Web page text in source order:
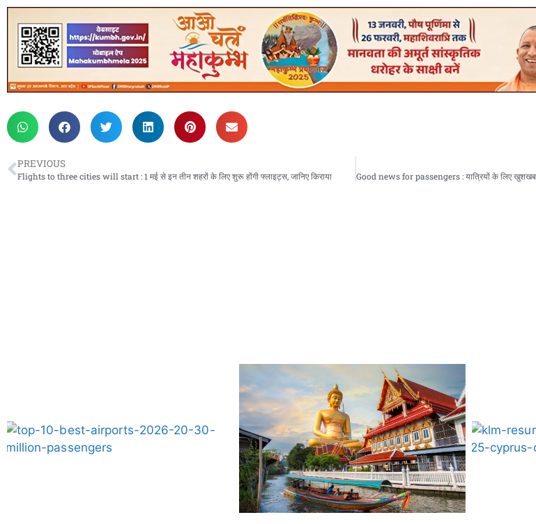
PREVIOUS
Flights to three cities will start : 1 मई से इन तीन शहरों के लिए शुरू होंगी फ्लाइट्स, जानिए किराया